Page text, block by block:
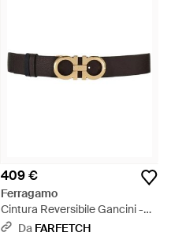
409 €
Ferragamo
Cintura Reversibile Gancini -
Bianco
Da FARFETCH